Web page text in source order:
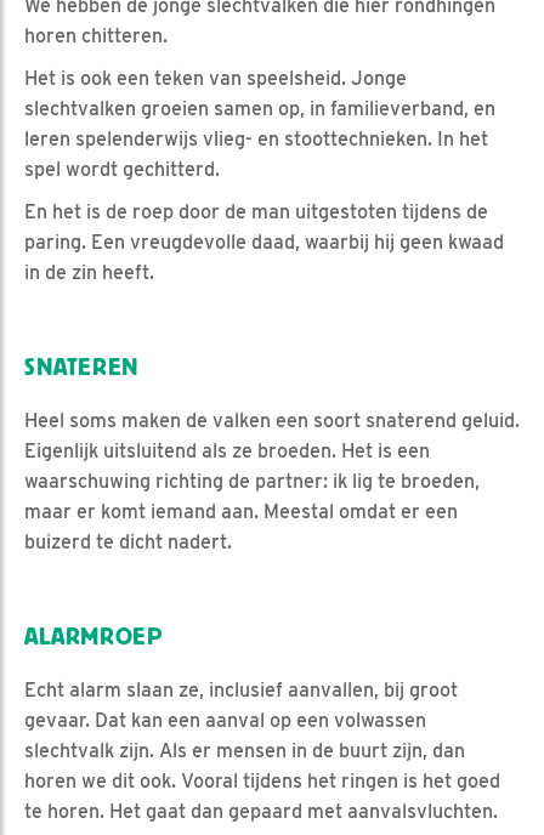
We hebben de jonge slechtvalken die hier rondhingen
horen chitteren.
Het is ook een teken van speelsheid. Jonge
slechtvalken groeien samen op, in familieverband, en
leren spelenderwijs vlieg- en stoottechnieken. In het
spel wordt gechitterd.
En het is de roep door de man uitgestoten tijdens de
paring. Een vreugdevolle daad, waarbij hij geen kwaad
in de zin heeft.
SNATEREN
Heel soms maken de valken een soort snaterend geluid.
Eigenlijk uitsluitend als ze broeden. Het is een
waarschuwing richting de partner: ik lig te broeden,
maar er komt iemand aan. Meestal omdat er een
buizerd te dicht nadert.
ALARMROEP
Echt alarm slaan ze, inclusief aanvallen, bij groot
gevaar. Dat kan een aanval op een volwassen
slechtvalk zijn. Als er mensen in de buurt zijn, dan
horen we dit ook. Vooral tijdens het ringen is het goed
te horen. Het gaat dan gepaard met aanvalsvluchten.